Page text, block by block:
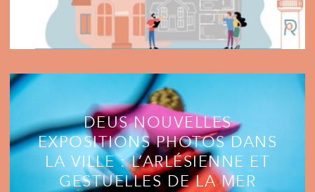
DEUS NOUVELLES
EXPOSITIONS PHOTOS DANS
LA VILLE : L’ARLÉSIENNE ET
GESTUELLES DE LA MER